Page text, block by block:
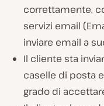
correttamente,
servizi email
inviare email a
Il cliente sta
caselle di posta
grado di